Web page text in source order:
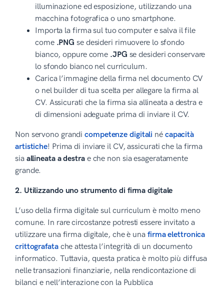
illuminazione ed esposizione, utilizzando una
macchina fotografica o uno smartphone.
Importa la firma sul tuo computer e salva il file
come .PNG se desideri rimuovere lo sfondo
bianco, oppure come .JPG se desideri conservare
lo sfondo bianco nel curriculum.
Carica l’immagine della firma nel documento CV
o nel builder di tua scelta per allegare la firma al
CV. Assicurati che la firma sia allineata a destra e
di dimensioni adeguate prima di inviare il CV.
Non servono grandicompetenze digitali né capacità
artistiche! Prima di inviare il CV, assicurati che la firma
sia allineata a destrae che non sia esageratamente
grande.
2. Utilizzando uno strumento di firma digitale
L’uso della firma digitale sul curriculum è molto meno
comune. In rare circostanze potresti essere invitato a
utilizzare una firma digitale, che è una firma elettronica
crittografatache attesta l’integrità di un documento
informatico. Tuttavia, questa pratica è molto più diffusa
nelle transazioni finanziarie, nella rendicontazione di
bilanci e nell’interazione con la Pubblica